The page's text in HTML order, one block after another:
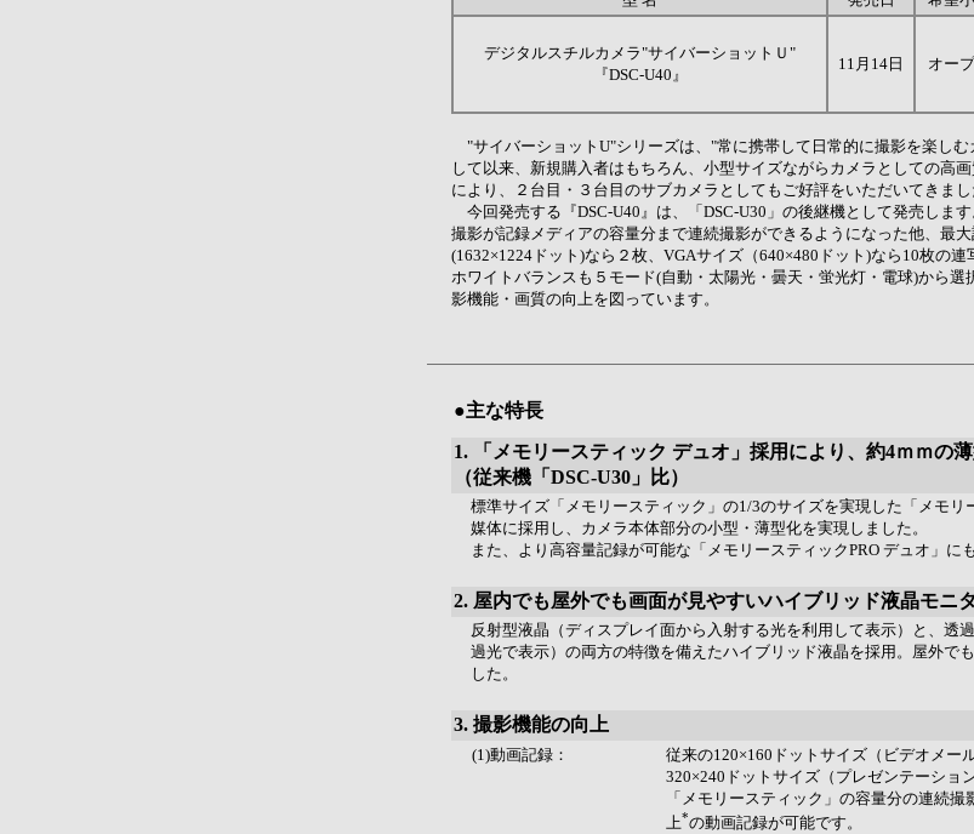
デジタルスチルカメラ"サイバーショットＵ"
『DSC-U40』
11月14日 オー
"サイバーショットU"シリーズは、"常に携帯して日常的に撮影を楽しむ
して以来、新規購入者はもちろん、小型サイズながらカメラとしての高
により、２台目・３台目のサブカメラとしてもご好評をいただいてきま
今回発売する『DSC-U40』は、「DSC-U30」の後継機として発売しま
撮影が記録メディアの容量分まで連続撮影ができるようになった他、最
(1632×1224ドット)なら２枚、VGAサイズ（640×480ドット)なら10枚の
ホワイトバランスも５モード(自動・太陽光・曇天・蛍光灯・電球)から選
影機能・画質の向上を図っています。
●主な特長
1. 「メモリースティック デュオ」採用により、約4ｍｍの
（従来機「DSC-U30」比）
標準サイズ「メモリースティック」の1/3のサイズを実現した「メモリ
媒体に採用し、カメラ本体部分の小型・薄型化を実現しました。
また、より高容量記録が可能な「メモリースティックPRO デュオ」に
2. 屋内でも屋外でも画面が見やすいハイブリッド液晶モニ
反射型液晶（ディスプレイ面から入射する光を利用して表示）と、透
過光で表示）の両方の特徴を備えたハイブリッド液晶を採用。屋外で
した。
3. 撮影機能の向上
(1)動画記録：
従来の120×160ドットサイズ（ビデオメー
320×240ドットサイズ（プレゼンテーショ
「メモリースティック」の容量分の連続
上*の動画記録が可能です。